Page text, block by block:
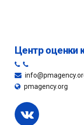
Центр оценки
pmagency.org